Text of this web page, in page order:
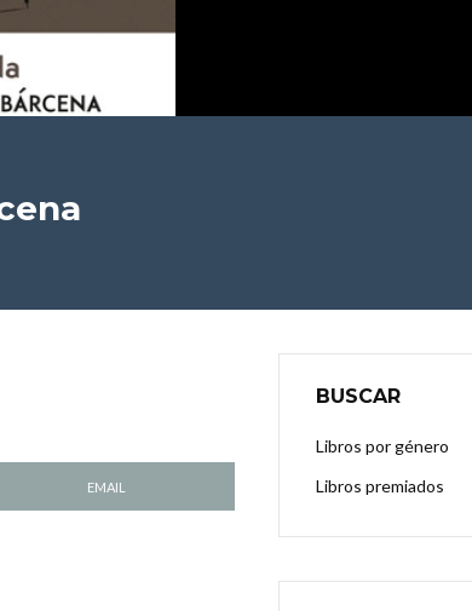
EMAIL
BUSCAR
Libros por género
Libros premiados